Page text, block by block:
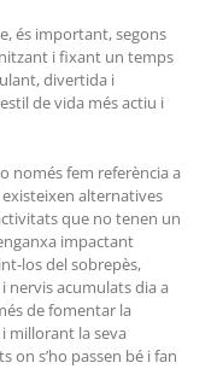
és important, segons
i fixant un temps
divertida i
de vida més actiu i
només fem referència a
alternatives
que no tenen un
impactant
los del sobrepès,
nervis acumulats dia a
de fomentar la
millorant la seva
on s’ho passen bé i fan